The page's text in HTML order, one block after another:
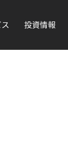
投資情報